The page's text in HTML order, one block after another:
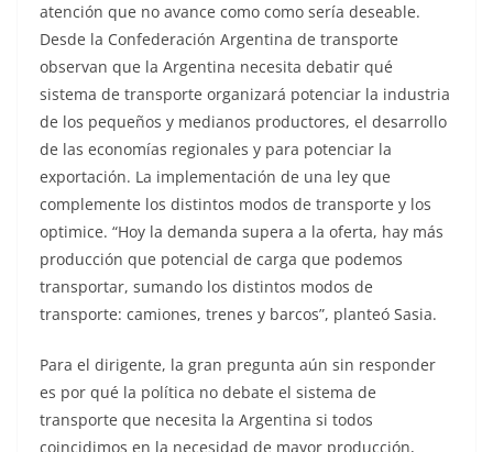
atención que no avance como como sería deseable.
Desde la Confederación Argentina de transporte
observan que la Argentina necesita debatir qué
sistema de transporte organizará potenciar la industria
de los pequeños y medianos productores, el desarrollo
de las economías regionales y para potenciar la
exportación. La implementación de una ley que
complemente los distintos modos de transporte y los
optimice. “Hoy la demanda supera a la oferta, hay más
producción que potencial de carga que podemos
transportar, sumando los distintos modos de
transporte: camiones, trenes y barcos”, planteó Sasia.
Para el dirigente, la gran pregunta aún sin responder
es por qué la política no debate el sistema de
transporte que necesita la Argentina si todos
coincidimos en la necesidad de mayor producción,